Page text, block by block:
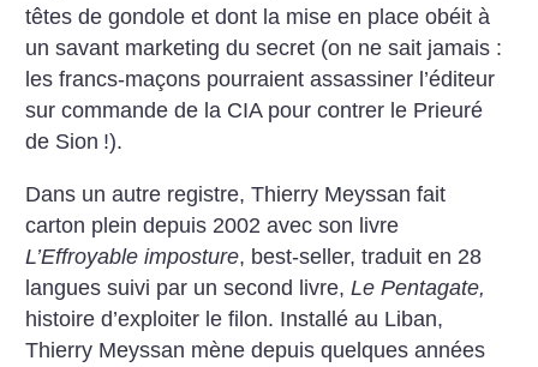
têtes de gondole et dont la mise en place obéit à
un savant marketing du secret (on ne sait jamais :
les francs-maçons pourraient assassiner l’éditeur
sur commande de la CIA pour contrer le Prieuré
de Sion !).
Dans un autre registre, Thierry Meyssan fait
carton plein depuis 2002 avec son livre
L’Effroyable imposture, best-seller, traduit en 28
langues suivi par un second livre,Le Pentagate,
histoire d’exploiter le filon. Installé au Liban,
Thierry Meyssan mène depuis quelques années